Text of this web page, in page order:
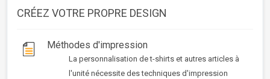
CRÉEZ VOTRE PROPRE DESIGN
Méthodes d'impression
La personnalisation de t-shirts et autres articles à
l'unité nécessite des techniques d'impression